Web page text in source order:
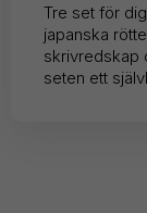
Tre set för
japanska
skrivredskap
seten ett